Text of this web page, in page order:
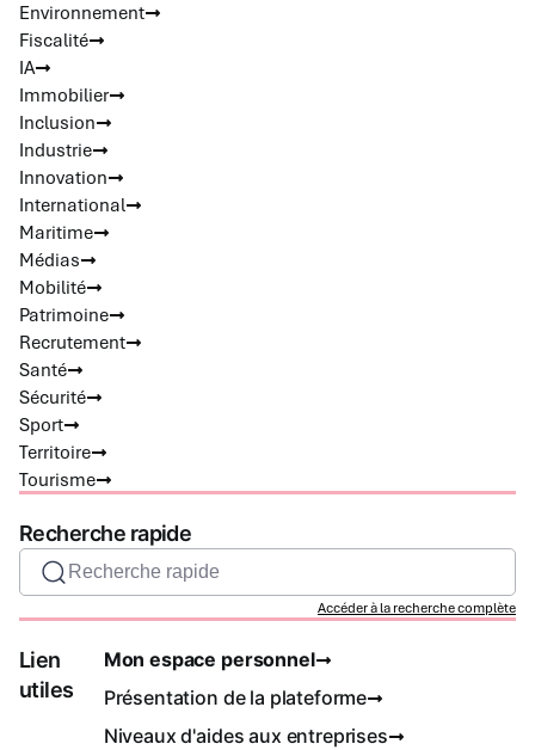
Environnement
Fiscalité
IA
Immobilier
Inclusion
Industrie
Innovation
International
Maritime
Médias
Mobilité
Patrimoine
Recrutement
Santé
Sécurité
Sport
Territoire
Tourisme
Recherche rapide
Recherche rapide
Accéder à la recherche complète
Lien
utiles
Mon espace personnel
Présentation de la plateforme
Niveaux d'aides aux entreprises